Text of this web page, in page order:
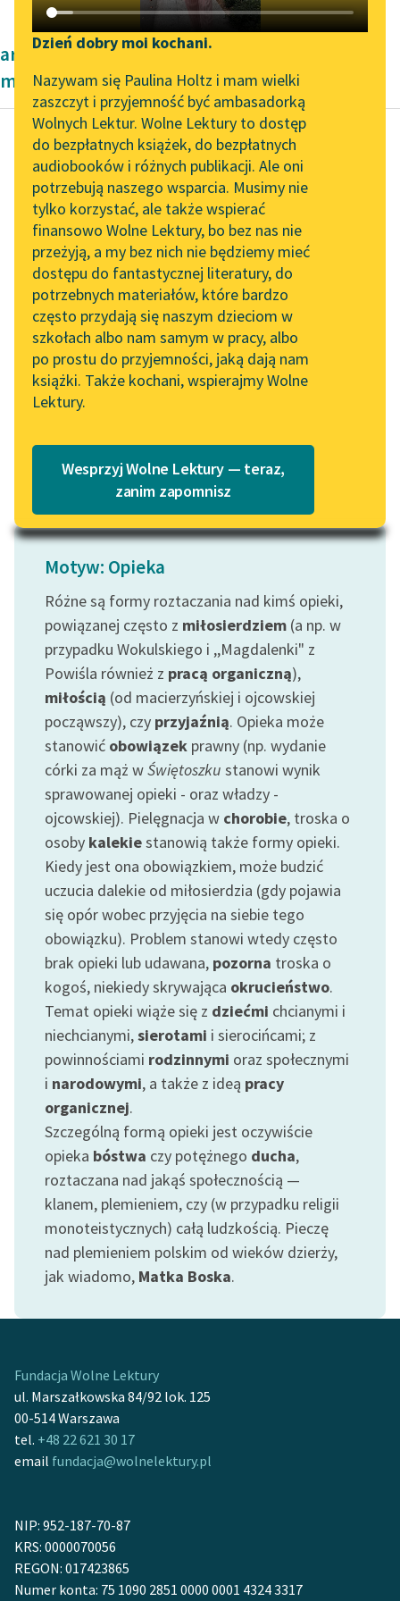
Katalog DAISY
Podkasty o książkach
Zgłoś brak utworu
Aktualności
„Prokurator Alicja Horn”
do słuchania
Byliśmy częścią AI Impact
Lab
Zapraszamy na spotkanie
online z tłumaczkami
literatury skandynawskiej
Spotkanie z Katarzyną
Tunkiel w Oslo
102. lata temu zmarł
Joseph Conrad
Lektury szkolne i klasyka
literatury do słuchania dla
uczennic i uczniów z
szkolnych i literatury do
słuchania dla uczennic i
uczniów z
niepełnosprawnościami
Feministyczne inspiracje.
Popularyzacja
skandynawskiej literatury
feministycznej
Ręce pełne poezji
Kolekcje edukacyjne
twórców przechodzących
do domeny publicznej,
lektur szkolnych oraz
Starego Testamentu
Odkurzamy bohaterów
Szkoła Poezji Wolnych
Lektur
Narzędzia
Mapa Wolnych Lektur
Leśmianator
Przewodnik dla piszących i
czytających
API
OAI-PMH
Widget Wolnych Lektur
Przypisy
Katalog w formacie PDF
O nas
Kontakt
O projekcie
Zasady wykorzystania
Wolnych Lektur
Polityka prywatności
Regulamin biblioteki
Dane fundacji i
sprawozdania finansowe
Informacja o treściach
wrażliwych
Deklaracja dostępności
Dzień dobry moi kochani.
Nazywam się Paulina Holtz i mam wielki
zaszczyt i przyjemność być ambasadorką
Wolnych Lektur. Wolne Lektury to dostęp
do bezpłatnych książek, do bezpłatnych
audiobooków i różnych publikacji. Ale oni
potrzebują naszego wsparcia. Musimy nie
tylko korzystać, ale także wspierać
finansowo Wolne Lektury, bo bez nas nie
przeżyją, a my bez nich nie będziemy mieć
dostępu do fantastycznej literatury, do
potrzebnych materiałów, które bardzo
często przydają się naszym dzieciom w
szkołach albo nam samym w pracy, albo
po prostu do przyjemności, jaką dają nam
książki. Także kochani, wspierajmy Wolne
Lektury.
Wesprzyj Wolne Lektury — teraz,
zanim zapomnisz
artykuły naukowe Dwudziestolecie
międzywojenne
Cecylia Walewska
Kobieta polska w
nauce
Największą
samoofiarność
wszakże wykazywały
zawsze i wykazują u
nas kobiety-lekarki.
Wszystkie bez wyjątku
Czytaj więcej
Motyw: Opieka
Różne są formy roztaczania nad kimś opieki,
powiązanej często z miłosierdziem (a np. w
przypadku Wokulskiego i ,,Magdalenki" z
Powiśla również z pracą organiczną),
miłością (od macierzyńskiej i ojcowskiej
począwszy), czy przyjaźnią. Opieka może
stanowić obowiązek prawny (np. wydanie
córki za mąż wŚwiętoszku stanowi wynik
sprawowanej opieki - oraz władzy -
ojcowskiej). Pielęgnacja w chorobie, troska o
osoby kalekiestanowią także formy opieki.
Kiedy jest ona obowiązkiem, może budzić
uczucia dalekie od miłosierdzia (gdy pojawia
się opór wobec przyjęcia na siebie tego
obowiązku). Problem stanowi wtedy często
brak opieki lub udawana, pozorna troska o
kogoś, niekiedy skrywająca okrucieństwo.
Temat opieki wiąże się z dziećmi chcianymi i
niechcianymi,sierotami i sierocińcami; z
powinnościami rodzinnymi oraz społecznymi
i narodowymi, a także z ideą pracy
organicznej.
Szczególną formą opieki jest oczywiście
opieka bóstwa czy potężnego ducha,
roztaczana nad jakąś społecznością —
klanem, plemieniem, czy (w przypadku religii
monoteistycznych) całą ludzkością. Pieczę
nad plemieniem polskim od wieków dzierży,
jak wiadomo, Matka Boska.
Fundacja Wolne Lektury
ul. Marszałkowska 84/92 lok. 125
00-514 Warszawa
tel. +48 22 621 30 17
email fundacja@wolnelektury.pl
NIP: 952-187-70-87
KRS: 0000070056
REGON: 017423865
Numer konta: 75 1090 2851 0000 0001 4324 3317